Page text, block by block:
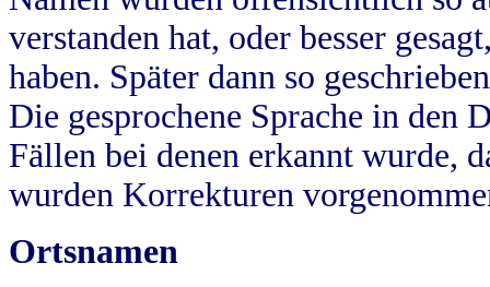
verstanden hat, oder besser
haben. Später dann so
Die gesprochene Sprache in
Fällen bei denen erkannt wurde,
wurden Korrekturen
Ortsnamen